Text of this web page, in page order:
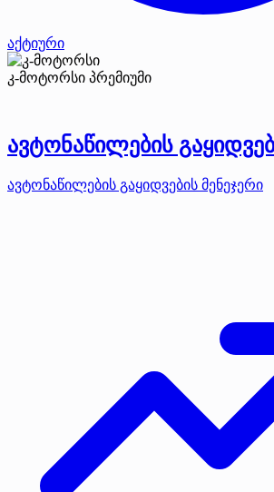
აქტიური
კ-მოტორსი პრემიუმი
ავტონაწილების
ავტონაწილების გაყიდვების მენეჯერი